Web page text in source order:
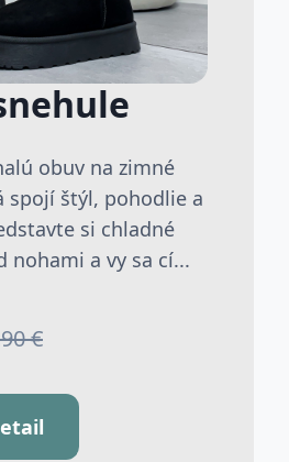
obuv na zimné
spojí štýl, pohodlie a
si chladné
nohami a vy sa cí...
€